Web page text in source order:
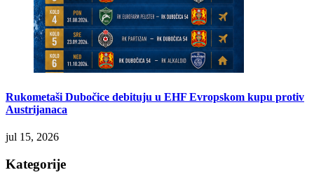
Rukometaši Dubočice debituju u EHF Evropskom kupu protiv
Austrijanaca
jul 15, 2026
Kategorije